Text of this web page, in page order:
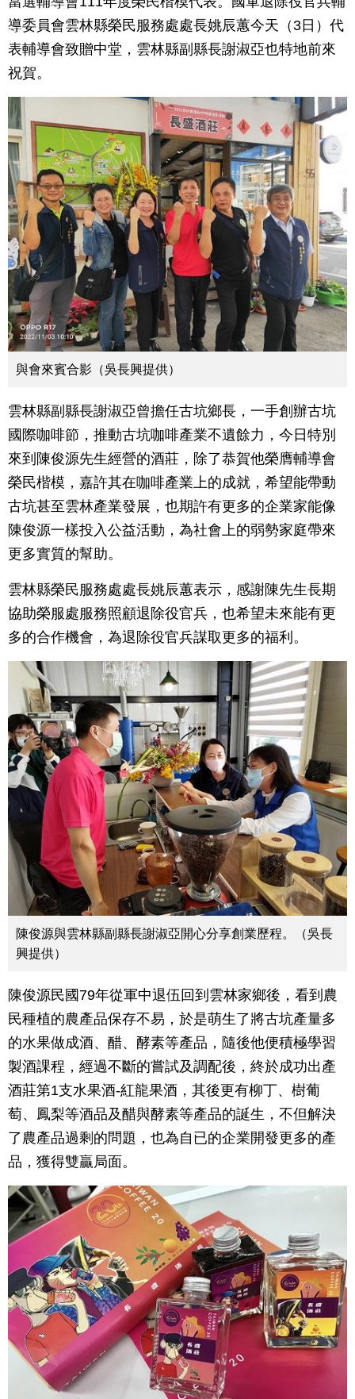
導委員會雲林縣榮民服務處處長姚辰蕙今天（3日）代
表輔導會致贈中堂，雲林縣副縣長謝淑亞也特地前來
祝賀。
與會來賓合影（吳長興提供）
雲林縣副縣長謝淑亞曾擔任古坑鄉長，一手創辦古坑
國際咖啡節，推動古坑咖啡產業不遺餘力，今日特別
來到陳俊源先生經營的酒莊，除了恭賀他榮膺輔導會
榮民楷模，嘉許其在咖啡產業上的成就，希望能帶動
古坑甚至雲林產業發展，也期許有更多的企業家能像
陳俊源一樣投入公益活動，為社會上的弱勢家庭帶來
更多實質的幫助。
雲林縣榮民服務處處長姚辰蕙表示，感謝陳先生長期
協助榮服處服務照顧退除役官兵，也希望未來能有更
多的合作機會，為退除役官兵謀取更多的福利。
陳俊源與雲林縣副縣長謝淑亞開心分享創業歷程。（吳長
興提供）
陳俊源民國79年從軍中退伍回到雲林家鄉後，看到農
民種植的農產品保存不易，於是萌生了將古坑產量多
的水果做成酒、醋、酵素等產品，隨後他便積極學習
製酒課程，經過不斷的嘗試及調配後，終於成功出產
酒莊第1支水果酒-紅龍果酒，其後更有柳丁、樹葡
萄、鳳梨等酒品及醋與酵素等產品的誕生，不但解決
了農產品過剩的問題，也為自已的企業開發更多的產
品，獲得雙贏局面。